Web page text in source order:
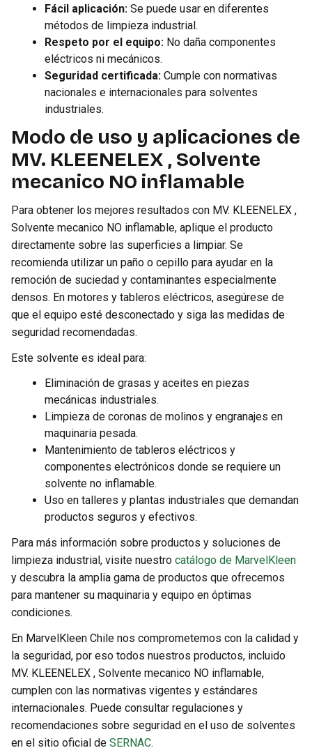
Fácil aplicación: Se puede usar en diferentes
métodos de limpieza industrial.
Respeto por el equipo: No daña componentes
eléctricos ni mecánicos.
Seguridad certificada: Cumple con normativas
nacionales e internacionales para solventes
industriales.
Modo de uso y aplicaciones de
MV. KLEENELEX , Solvente
mecanico NO inflamable
Para obtener los mejores resultados con MV. KLEENELEX ,
Solvente mecanico NO inflamable, aplique el producto
directamente sobre las superficies a limpiar. Se
recomienda utilizar un paño o cepillo para ayudar en la
remoción de suciedad y contaminantes especialmente
densos. En motores y tableros eléctricos, asegúrese de
que el equipo esté desconectado y siga las medidas de
seguridad recomendadas.
Este solvente es ideal para:
Eliminación de grasas y aceites en piezas
mecánicas industriales.
Limpieza de coronas de molinos y engranajes en
maquinaria pesada.
Mantenimiento de tableros eléctricos y
componentes electrónicos donde se requiere un
solvente no inflamable.
Uso en talleres y plantas industriales que demandan
productos seguros y efectivos.
Para más información sobre productos y soluciones de
limpieza industrial, visite nuestro catálogo de MarvelKleen
y descubra la amplia gama de productos que ofrecemos
para mantener su maquinaria y equipo en óptimas
condiciones.
En MarvelKleen Chile nos comprometemos con la calidad y
la seguridad, por eso todos nuestros productos, incluido
MV. KLEENELEX , Solvente mecanico NO inflamable,
cumplen con las normativas vigentes y estándares
internacionales. Puede consultar regulaciones y
recomendaciones sobre seguridad en el uso de solventes
en el sitio oficial de SERNAC.